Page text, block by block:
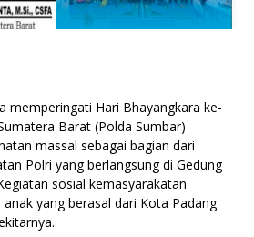
memperingati Hari Bhayangkara ke-
Barat (Polda Sumbar)
massal sebagai bagian dari
Polri yang berlangsung di Gedung
sosial kemasyarakatan
yang berasal dari Kota Padang